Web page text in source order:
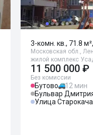
3-комн. кв., 71.8
Московская обл.,
жилой комплекс
11 500 000 ₽
Без комиссии
Бутово
12 мин
Бульвар
Улица